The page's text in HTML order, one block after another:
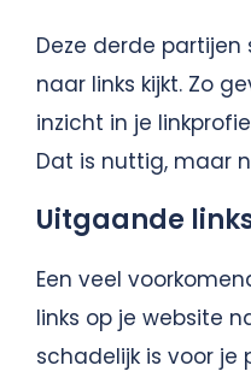
Deze derde
naar links kijkt. Zo
inzicht in je
Dat is nuttig, maar
Uitgaande
Een veel
links op je website
schadelijk is voor je